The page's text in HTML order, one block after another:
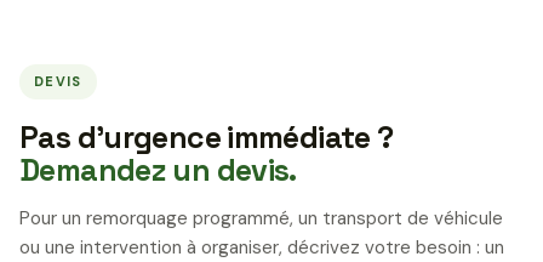
DEVIS
Pas d’urgence immédiate ?
Demandez un devis.
Pour un remorquage programmé, un transport de véhicule
ou une intervention à organiser, décrivez votre besoin : un